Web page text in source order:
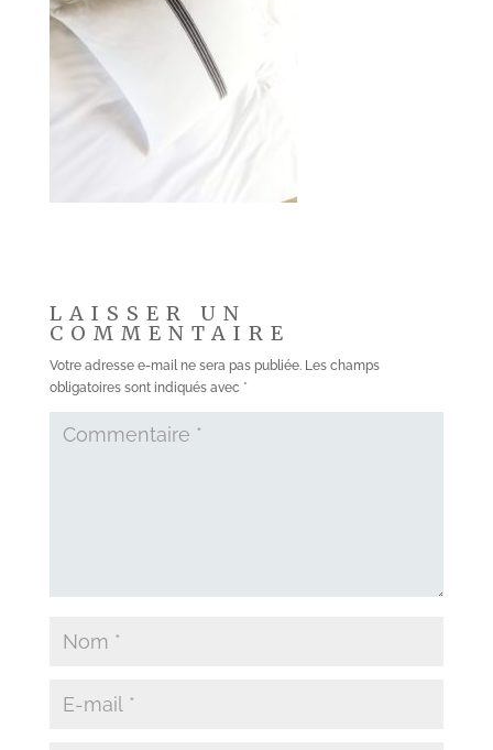
LAISSER UN
COMMENTAIRE
Votre adresse e-mail ne sera pas publiée. Les champs
obligatoires sont indiqués avec *